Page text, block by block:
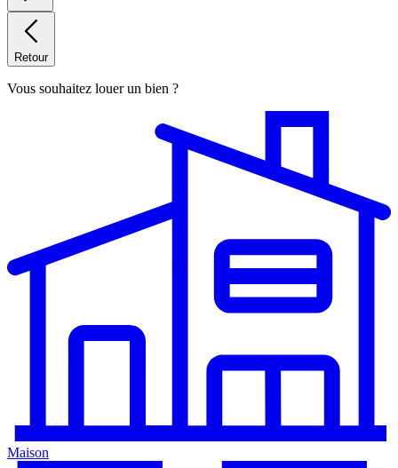
Retour
Vous souhaitez louer un bien ?
Maison